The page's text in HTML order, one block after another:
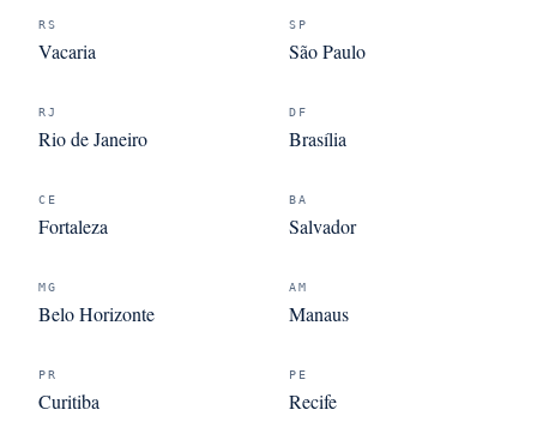
RS
Vacaria
SP
São Paulo
RJ
Rio de Janeiro
DF
Brasília
CE
Fortaleza
BA
Salvador
MG
Belo Horizonte
AM
Manaus
PR
Curitiba
PE
Recife